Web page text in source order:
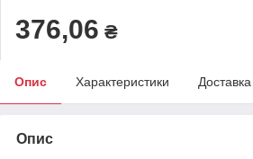
376,06 ₴
Опис Характеристики Доставка
Опис